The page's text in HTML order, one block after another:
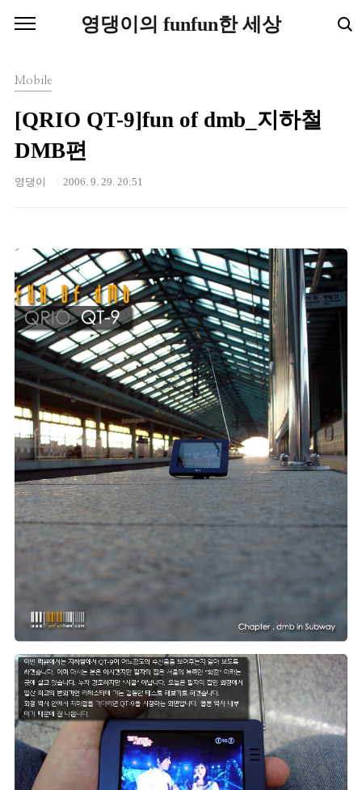
영댕이의 funfun한 세상
Mobile
[QRIO QT-9]fun of dmb_지하철
DMB편
영댕이 2006. 9. 29. 20:51